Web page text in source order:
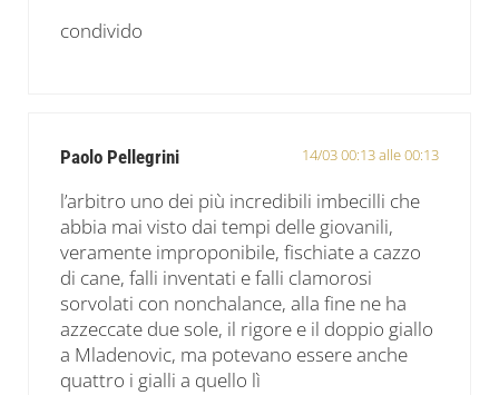
condivido
Paolo Pellegrini 14/03 00:13 alle 00:13
l’arbitro uno dei più incredibili imbecilli che
abbia mai visto dai tempi delle giovanili,
veramente improponibile, fischiate a cazzo
di cane, falli inventati e falli clamorosi
sorvolati con nonchalance, alla fine ne ha
azzeccate due sole, il rigore e il doppio giallo
a Mladenovic, ma potevano essere anche
quattro i gialli a quello lì